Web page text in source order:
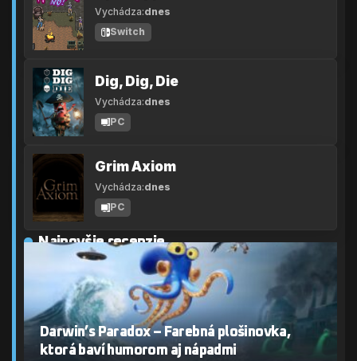
Vychádza:dnes
Switch
Dig, Dig, Die
Vychádza:dnes
PC
Grim Axiom
Vychádza:dnes
PC
Najnovšie recenzie
Darwin’s Paradox – Farebná plošinovka,
ktorá baví humorom aj nápadmi